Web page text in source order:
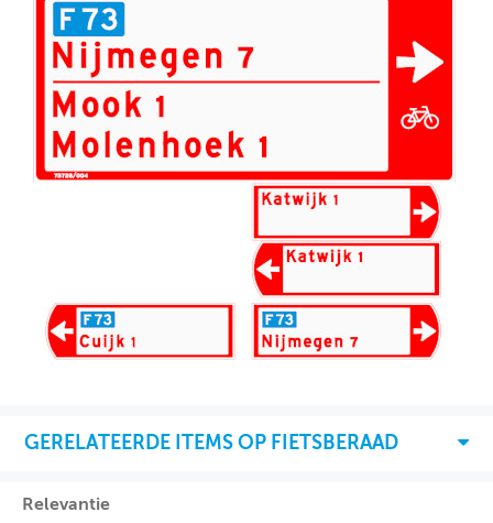
GERELATEERDE ITEMS OP FIETSBERAAD
Relevantie